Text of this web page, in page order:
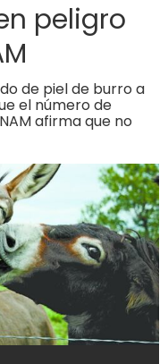
peligro
de piel de burro a
el número de
afirma que no